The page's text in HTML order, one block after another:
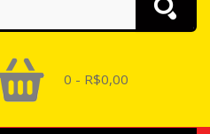
0 - R$0,00